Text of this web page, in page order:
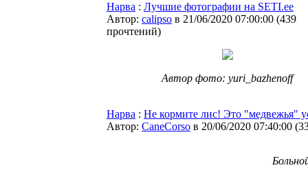
Нарва : Лучшие фотографии на SETI.ee
Автор: calipso в 21/06/2020 07:00:00 (439
прочтений)
Автор фото: yuri_bazhenoff
Нарва : Не кормите лис! Это "медвежья"
Автор: CaneCorso в 20/06/2020 07:40:00 (